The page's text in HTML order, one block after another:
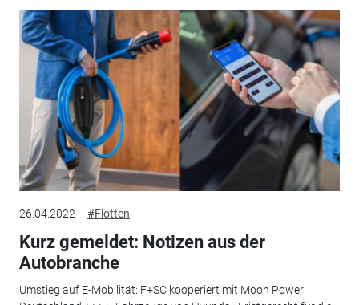
26.04.2022 #Flotten
Kurz gemeldet: Notizen aus der
Autobranche
Umstieg auf E-Mobilität: F+SC kooperiert mit Moon Power